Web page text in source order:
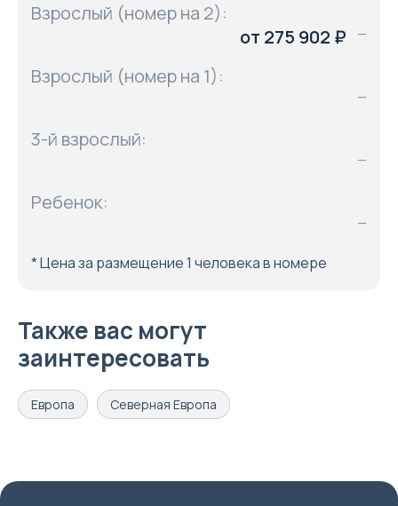
Взрослый (номер на 2):
от 275 902 ₽
—
Взрослый (номер на 1):
—
3-й взрослый:
—
Ребенок:
—
* Цена за размещение 1 человека в номере
Также вас могут
заинтересовать
Европа Северная Европа